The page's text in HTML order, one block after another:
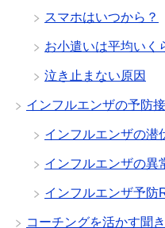
スマホはいつから？
お小遣いは平均いく
泣き止まない原因
インフルエンザの予防
インフルエンザの潜
インフルエンザの異
インフルエンザ予防
コーチングを活かす聞